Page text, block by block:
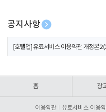
공지사항
[호텔업] 개인정보 처리방침 개정본1
[호텔업] 유료서비스 이용약관 개정본2
홈 광
이용약관 유료서비스 이용